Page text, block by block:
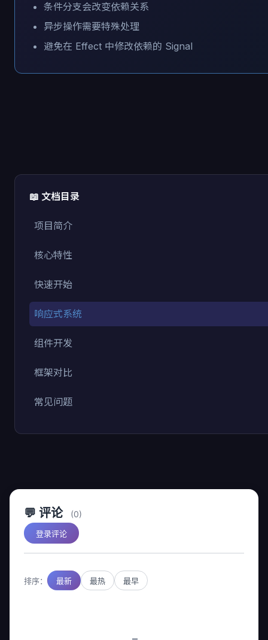
📖 文档目录
项目简介
核心特性
快速开始
响应式系统
组件开发
框架对比
常见问题
条件分支会改变依赖关系
异步操作需要特殊处理
避免在 Effect 中修改依赖的 Signal
💬 评论 (0)
登录评论
排序： 最新 最热 最早